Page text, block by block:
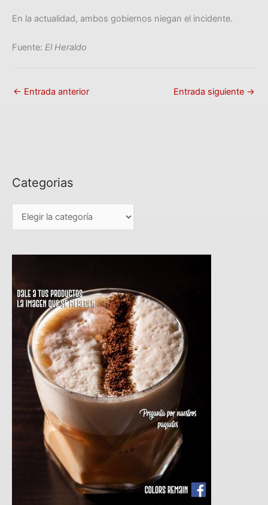
En la actualidad, ambos gobiernos niegan el incidente.
Fuente: El Heraldo
← Entrada anterior Entrada siguiente →
Categorias
C
r